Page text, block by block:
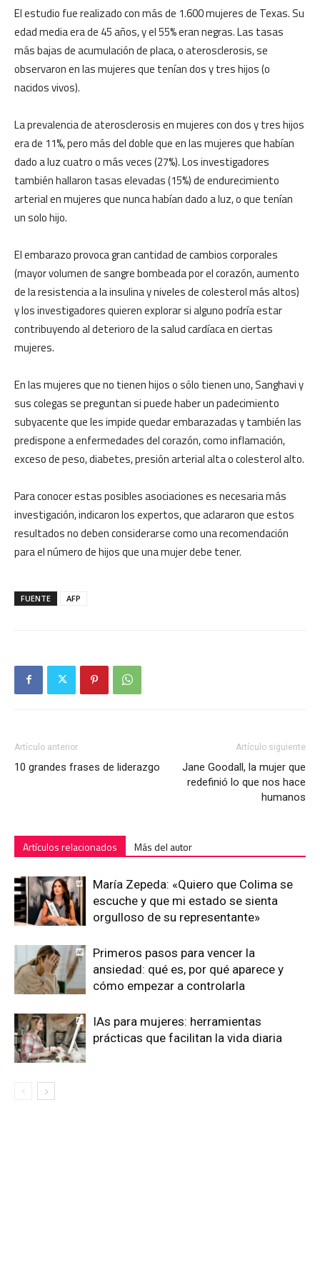
El estudio fue realizado con más de 1.600 mujeres de Texas. Su
edad media era de 45 años, y el 55% eran negras. Las tasas
más bajas de acumulación de placa, o aterosclerosis, se
observaron en las mujeres que tenían dos y tres hijos (o
nacidos vivos).
La prevalencia de aterosclerosis en mujeres con dos y tres hijos
era de 11%, pero más del doble que en las mujeres que habían
dado a luz cuatro o más veces (27%). Los investigadores
también hallaron tasas elevadas (15%) de endurecimiento
arterial en mujeres que nunca habían dado a luz, o que tenían
un solo hijo.
El embarazo provoca gran cantidad de cambios corporales
(mayor volumen de sangre bombeada por el corazón, aumento
de la resistencia a la insulina y niveles de colesterol más altos)
y los investigadores quieren explorar si alguno podría estar
contribuyendo al deterioro de la salud cardíaca en ciertas
mujeres.
En las mujeres que no tienen hijos o sólo tienen uno, Sanghavi y
sus colegas se preguntan si puede haber un padecimiento
subyacente que les impide quedar embarazadas y también las
predispone a enfermedades del corazón, como inflamación,
exceso de peso, diabetes, presión arterial alta o colesterol alto.
Para conocer estas posibles asociaciones es necesaria más
investigación, indicaron los expertos, que aclararon que estos
resultados no deben considerarse como una recomendación
para el número de hijos que una mujer debe tener.
FUENTE AFP
Artículo anterior
10 grandes frases de liderazgo
Artículo siguiente
Jane Goodall, la mujer que
redefinió lo que nos hace
humanos
Artículos relacionados Más del autor
María Zepeda: «Quiero que Colima se
escuche y que mi estado se sienta
orgulloso de su representante»
Primeros pasos para vencer la
ansiedad: qué es, por qué aparece y
cómo empezar a controlarla
IAs para mujeres: herramientas
prácticas que facilitan la vida diaria